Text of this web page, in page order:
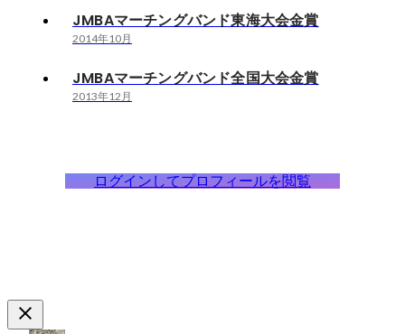
JMBAマーチングバンド東海大会金賞
2014年10月
JMBAマーチングバンド全国大会金賞
2013年12月
ログインしてプロフィールを閲覧